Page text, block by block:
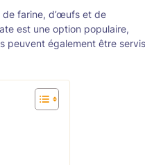
farine, d’œufs et de
est une option populaire,
peuvent également être servis